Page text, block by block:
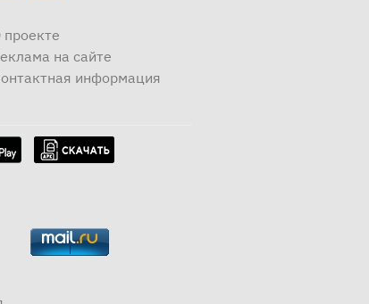
проекте
на сайте
информация